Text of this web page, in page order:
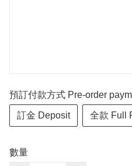
預訂付款方式 Pre-order
訂金 Deposit 全款 Full
數量